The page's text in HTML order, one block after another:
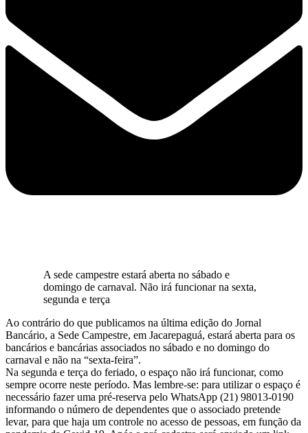
A sede campestre estará aberta no sábado e
domingo de carnaval. Não irá funcionar na sexta,
segunda e terça
Ao contrário do que publicamos na última edição do Jornal
Bancário, a Sede Campestre, em Jacarepaguá, estará aberta para os
bancários e bancárias associados no sábado e no domingo do
carnaval e não na “sexta-feira”.
Na segunda e terça do feriado, o espaço não irá funcionar, como
sempre ocorre neste período. Mas lembre-se: para utilizar o espaço é
necessário fazer uma pré-reserva pelo WhatsApp (21) 98013-0190
informando o número de dependentes que o associado pretende
levar, para que haja um controle no acesso de pessoas, em função da